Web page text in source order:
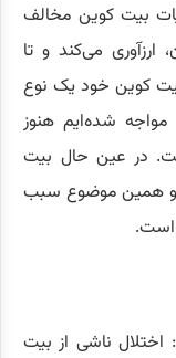
بیت کوین مخالف
ارزآوری می‌کند و تا
کوین خود یک نوع
شده‌ایم هنوز
در عین حال بیت
و همین موضوع سبب
است.
اختلال ناشی از بیت